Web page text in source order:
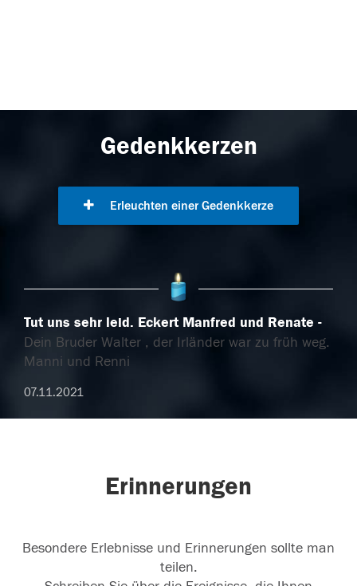
Gedenkkerzen
Erleuchten einer Gedenkkerze
Tut uns sehr leid. Eckert Manfred und Renate
Dein Bruder Walter , der Irländer war zu früh weg.
Manni und Renni
07.11.2021
Erinnerungen
Besondere Erlebnisse und Erinnerungen sollte man
teilen.